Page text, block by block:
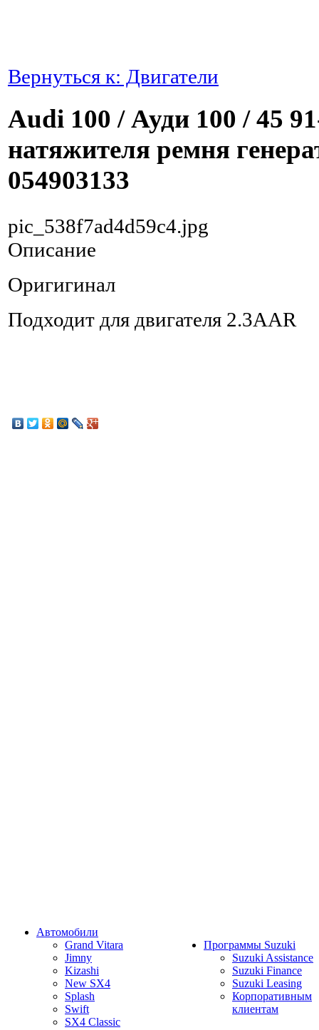
Вернуться к: Двигатели
Audi 100 / Ауди 100 / 45
натяжителя ремня
054903133
pic_538f7ad4d59c4.jpg
Описание
Оригигинал
Подходит для двигателя 2.3AAR
Автомобили
Grand Vitara
Jimny
Kizashi
New SX4
Splash
Swift
SX4 Classic
Программы Suzuki
Suzuki Assistance
Suzuki Finance
Suzuki Leasing
Корпоративным
клиентам